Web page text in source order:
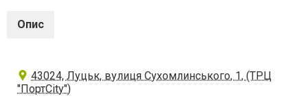
Опис
43024, Луцьк, вулиця Сухомлинського, 1, (ТРЦ
"ПортCity")